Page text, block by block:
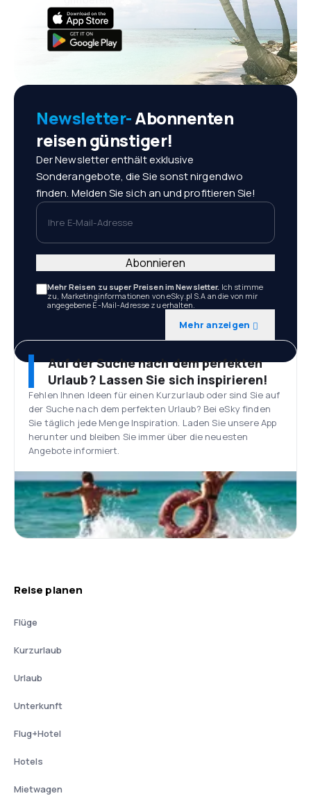
Newsletter-Abonnenten
reisen günstiger!
Der Newsletter enthält exklusive
Sonderangebote, die Sie sonst nirgendwo
finden. Melden Sie sich an und profitieren Sie!
Ihre E-Mail-Adresse
Mehr Reisen zu super Preisen im Newsletter. Ich stimme
zu, Marketinginformationen von eSky.pl S.A an die von mir
angegebene E-Mail-Adresse zu erhalten.
Mehr anzeigen
Abonnieren
Auf der Suche nach dem perfekten
Urlaub? Lassen Sie sich inspirieren!
Fehlen Ihnen Ideen für einen Kurzurlaub oder sind Sie auf
der Suche nach dem perfekten Urlaub? Bei eSky finden
Sie täglich jede Menge Inspiration. Laden Sie unsere App
herunter und bleiben Sie immer über die neuesten
Angebote informiert.
Reise planen
Flüge
Kurzurlaub
Urlaub
Unterkunft
Flug+Hotel
Hotels
Mietwagen